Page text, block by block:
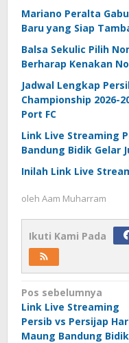
Mariano Peralta
Baru yang Siap
Balsa Sekulic Pilih
Berharap Kenakan
Jadwal Lengkap
Championship 2026-
Port FC
Link Live Streaming
Bandung Bidik Gelar
Inilah Link Live
oleh Aam Muharram
Ikuti Kami Pada
Navigasi
pos
Pos sebelumnya
Link Live Streaming
Persib vs Persijap
Maung Bandung Bidik